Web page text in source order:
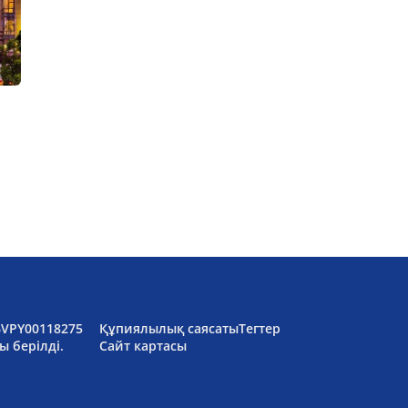
берілді.
Құпиялылық саясатыТегтер
Сайт картасы